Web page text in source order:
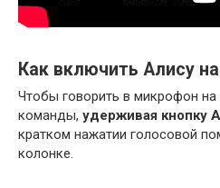
Как включить Алису
Чтобы говорить в микрофон на
команды, удерживая кнопку
кратком нажатии голосовой
колонке.